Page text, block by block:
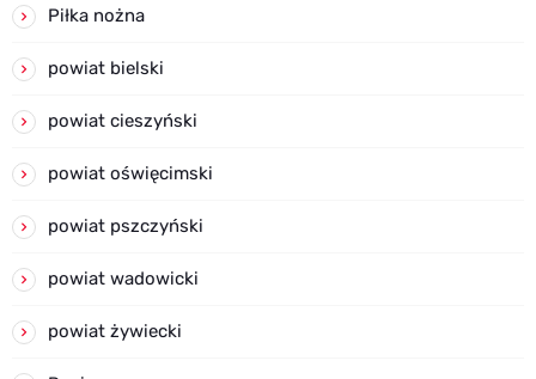
Piłka nożna
powiat bielski
powiat cieszyński
powiat oświęcimski
powiat pszczyński
powiat wadowicki
powiat żywiecki